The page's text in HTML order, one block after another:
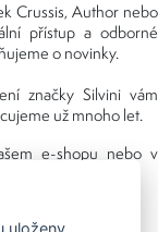
Crussis, Author nebo
přístup a odborné
o novinky.
značky Silvini vám
už mnoho let.
e-shopu nebo v
URAN.
uloženy